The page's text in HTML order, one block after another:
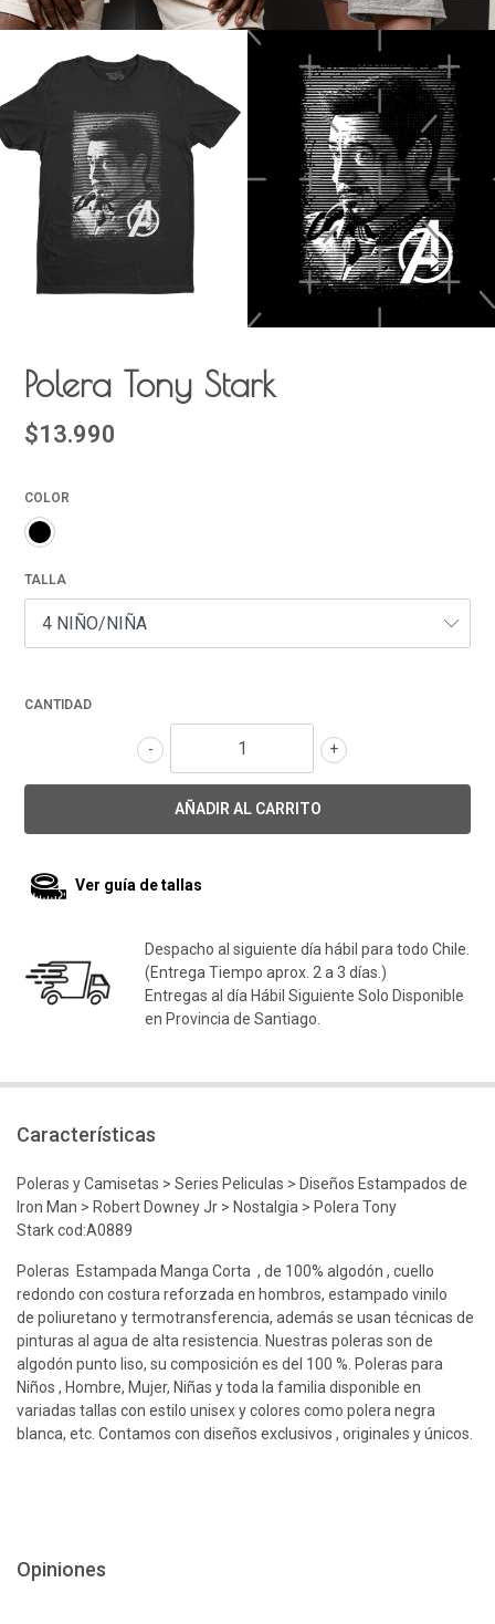
Polera Tony Stark
$13.990
COLOR
TALLA
CANTIDAD
+
-
Ver guía de tallas
Despacho al siguiente día hábil para todo Chile.
(Entrega Tiempo aprox. 2 a 3 días.)
Entregas al día Hábil Siguiente Solo Disponible
en Provincia de Santiago.
Características
Poleras y Camisetas > Series Peliculas > Diseños Estampados de
Iron Man > Robert Downey Jr > Nostalgia > Polera Tony
Stark cod:A0889
Poleras Estampada Manga Corta , de 100% algodón , cuello
redondo con costura reforzada en hombros, estampado vinilo
de poliuretano y termotransferencia, además se usan técnicas de
pinturas al agua de alta resistencia. Nuestras poleras son de
algodón punto liso, su composición es del 100 %. Poleras para
Niños , Hombre, Mujer, Niñas y toda la familia disponible en
variadas tallas con estilo unisex y colores como polera negra
blanca, etc. Contamos con diseños exclusivos , originales y únicos.
Opiniones